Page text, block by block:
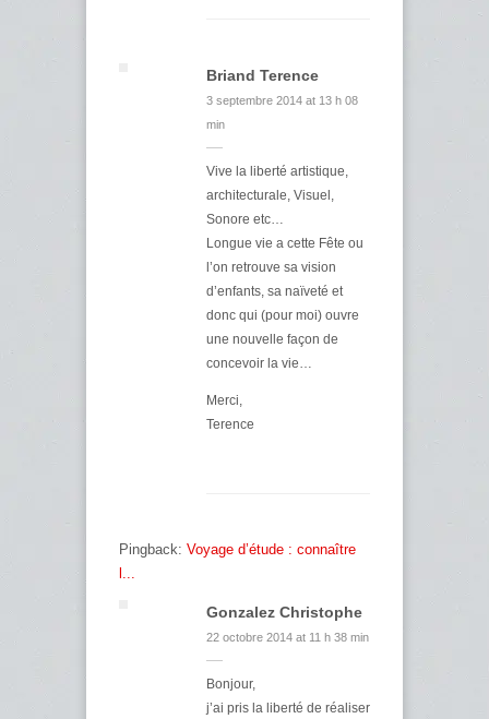
Briand Terence
3 septembre 2014 at 13 h 08
min
Vive la liberté artistique,
architecturale, Visuel,
Sonore etc…
Longue vie a cette Fête ou
l’on retrouve sa vision
d’enfants, sa naïveté et
donc qui (pour moi) ouvre
une nouvelle façon de
concevoir la vie…
Merci,
Terence
Pingback: Voyage d’étude : connaître
l...
Gonzalez Christophe
22 octobre 2014 at 11 h 38 min
Bonjour,
j’ai pris la liberté de réaliser